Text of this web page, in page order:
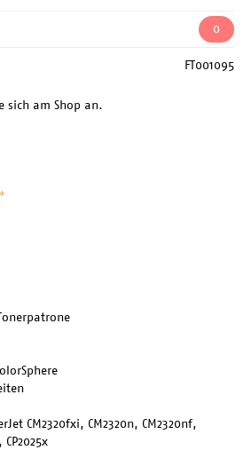
0
FT001095
sich am Shop an.
CM2320fxi, CM2320n, CM2320nf,
CP2025x